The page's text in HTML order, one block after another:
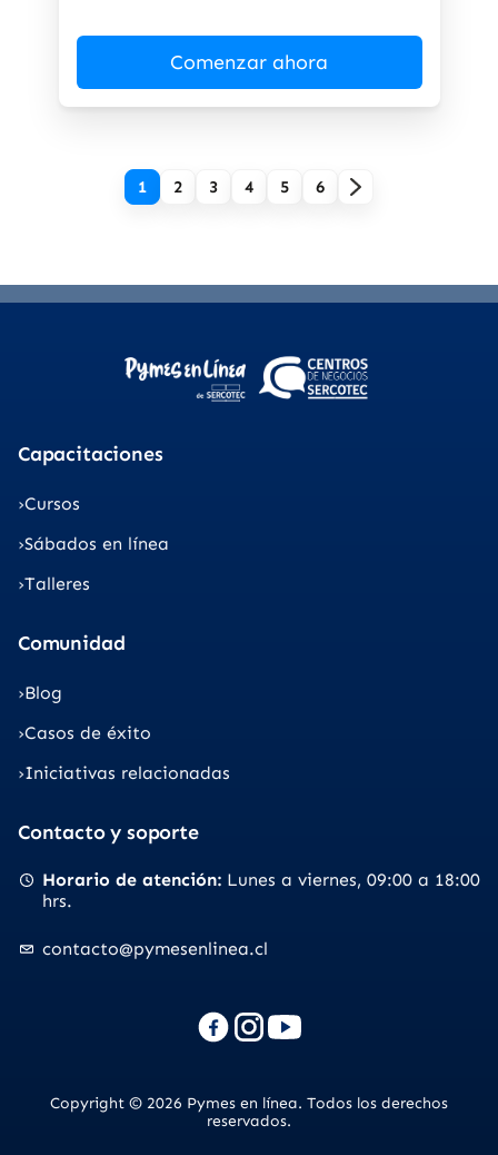
Comenzar ahora
1 2 3 4 5 6
Capacitaciones
Cursos
Sábados en línea
Talleres
Comunidad
Blog
Casos de éxito
Iniciativas relacionadas
Contacto y soporte
Horario de atención Lunes a viernes 09:00 a 18:00
hrs.
contacto@pymesenlinea.cl
Copyright © 2026 Pymes en línea. Todos los derechos
reservados.